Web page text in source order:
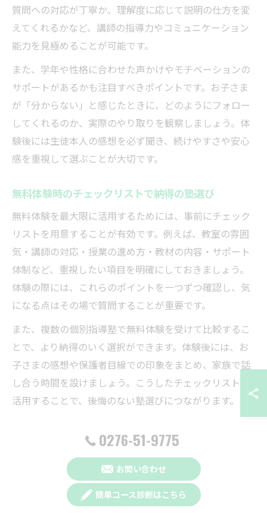
質問への対応が丁寧か、理解度に応じて説明の仕方を変
えてくれるかなど、講師の指導力やコミュニケーション
能力を見極めることが可能です。
また、学年や性格に合わせた声かけやモチベーションの
サポートがあるかも注目すべきポイントです。お子さま
が「分からない」と感じたときに、どのようにフォロー
してくれるのか、実際のやり取りを観察しましょう。体
験後には生徒本人の感想を必ず聞き、続けやすさや安心
感を重視して選ぶことが大切です。
無料体験時のチェックリストで納得の塾選び
無料体験を最大限に活用するためには、事前にチェック
リストを用意することが有効です。例えば、教室の雰囲
気・講師の対応・授業の進め方・教材の内容・サポート
体制など、重視したい項目を明確にしておきましょう。
体験の際には、これらのポイントを一つずつ確認し、気
になる点はその場で質問することが重要です。
また、複数の個別指導塾で無料体験を受けて比較するこ
とで、より納得のいく選択ができます。体験後には、お
子さまの感想や保護者目線での印象をまとめ、家族で話
し合う時間を設けましょう。こうしたチェックリストを
活用することで、後悔のない塾選びにつながります。
個別指導塾で学びの成果を体験から判断する
無料体験を通じて、個別指導塾での学びがどのような成
果につながるかを具体的にイメージできます。例えば、
体験授業後に「分かりやすかった」「苦手な数学が少し
0276-51-9775
お問い合わせ
簡単コース診断はこちら